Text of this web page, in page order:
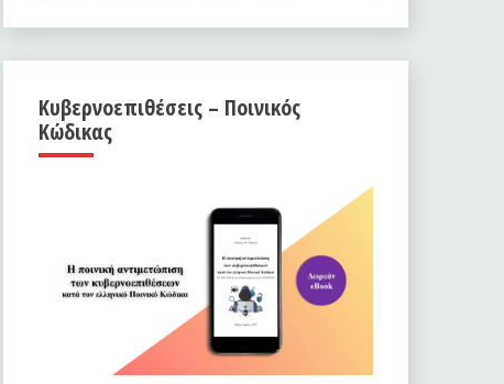
Κυβερνοεπιθέσεις – Ποινικός
Κώδικας